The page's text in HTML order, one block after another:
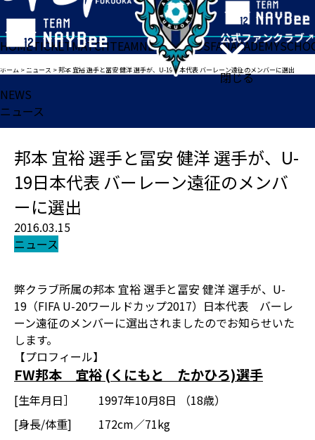
閉じる
HOMETICKETMATCHTEAMNEWSGOODSFANACADEMY
ホーム >ニュース >邦本 宜裕 選手と冨安 健洋 選手が、U-19日本代表 バーレーン遠征のメンバーに選出
NEWS
ニュース
邦本 宜裕 選手と冨安 健洋 選手が、U-
19日本代表 バーレーン遠征のメンバ
ーに選出
2016.03.15
ニュース
弊クラブ所属の邦本 宜裕 選手と冨安 健洋 選手が、U-
19（FIFA U-20ワールドカップ2017）日本代表 バーレ
ーン遠征のメンバーに選出されましたのでお知らせいた
します。
【プロフィール】
FW邦本 宜裕 (くにもと たかひろ)選手
[生年月日］
1997年10月8日 （18歳）
[身長/体重]
172cm／71kg